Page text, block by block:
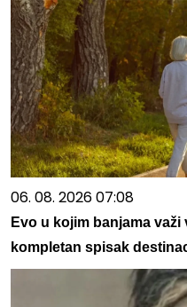
06. 08. 2026 07:08
Evo u kojim banjama važi
kompletan spisak